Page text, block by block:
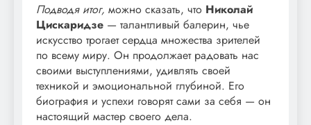
Подводя итог, можно сказать, что Николай
Цискаридзе — талантливый балерин, чье
искусство трогает сердца множества зрителей
по всему миру. Он продолжает радовать нас
своими выступлениями, удивлять своей
техникой и эмоциональной глубиной. Его
биография и успехи говорят сами за себя — он
настоящий мастер своего дела.